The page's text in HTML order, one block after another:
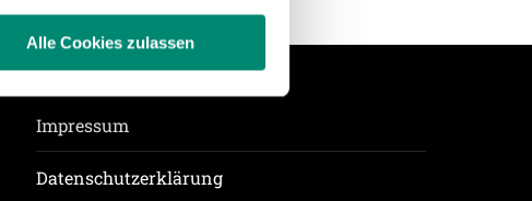
Alle Cookies zulassen
Impressum
Datenschutzerklärung